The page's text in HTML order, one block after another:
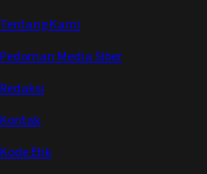
Tentang Kami
Pedoman Media Siber
Redaksi
Kontak
Kode Etik